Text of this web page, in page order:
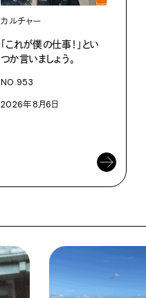
カルチャー
「これが僕の仕事！」とい
つか言いましょう。
NO.953
2026年8月6日